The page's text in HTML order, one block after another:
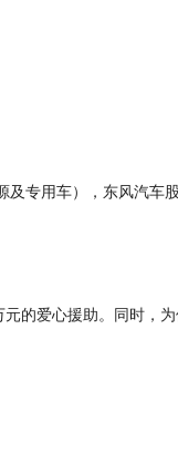
及专用车），东风汽车
的爱心援助。同时，